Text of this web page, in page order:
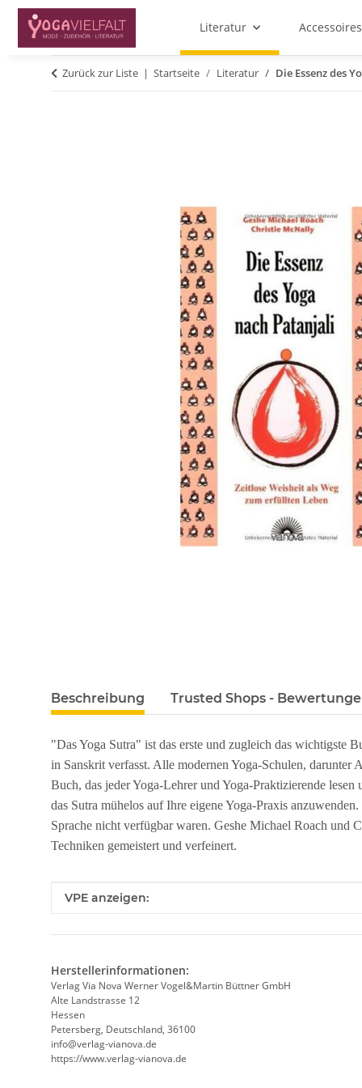
Literatur Accessoires
Zurück zur Liste Startseite Literatur Die Essenz des
Beschreibung Trusted Shops -
"Das Yoga Sutra" ist das erste und zugleich das wichtigste
in Sanskrit verfasst. Alle modernen Yoga-Schulen, darunter
Buch, das jeder Yoga-Lehrer und Yoga-Praktizierende
das Sutra mühelos auf Ihre eigene Yoga-Praxis
Sprache nicht verfügbar waren. Geshe Michael Roach und
Techniken gemeistert und verfeinert.
Produkteigenschaft
Wert
VPE anzeigen:
Herstellerinformationen:
Verlag Via Nova Werner Vogel&Martin Büttner GmbH
Alte Landstrasse 12
Hessen
Petersberg, Deutschland, 36100
info@verlag-vianova.de
https://www.verlag-vianova.de